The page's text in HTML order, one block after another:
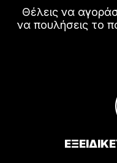
Θέλεις να
να πουλήσεις το